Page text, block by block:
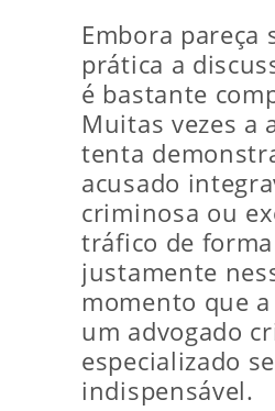
Embora pareça
prática a
é bastante
Muitas vezes a
tenta
acusado
criminosa ou
tráfico de
justamente
momento que
um advogado
especializado
indispensável.